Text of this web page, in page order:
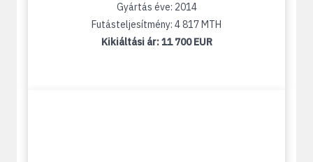
Gyártás éve: 2014
Futásteljesítmény: 4 817 MTH
Kikiáltási ár:11 700 EUR